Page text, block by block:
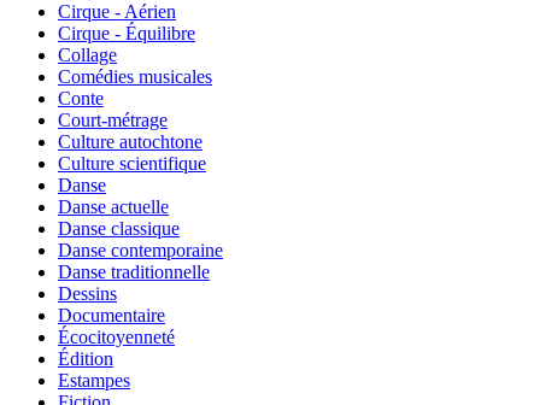
Cirque - Aérien
Cirque - Équilibre
Collage
Comédies musicales
Conte
Court-métrage
Culture autochtone
Culture scientifique
Danse
Danse actuelle
Danse classique
Danse contemporaine
Danse traditionnelle
Dessins
Documentaire
Écocitoyenneté
Édition
Estampes